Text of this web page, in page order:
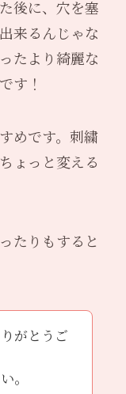
後に、穴を塞
来るんじゃな
たより綺麗な
す！
めです。刺繍
ょっと変える
たりもすると
がとうご
。